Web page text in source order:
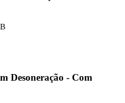
Desoneração - Com